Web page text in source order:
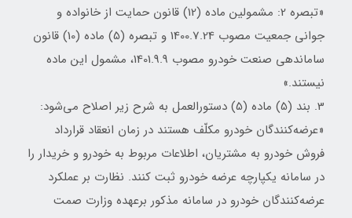
«تبصره 2: مشمولین ماده (12) قانون حمایت از خانواده و
جوانی جمعیت مصوب 1400.7.24 و تبصره (5) ماده (10) قانون
ساماندهی صنعت خودرو مصوب 1401.9.9، مشمول این ماده
نیستند.»
3. بند (5) ماده (5) دستورالعمل به شرح زیر اصلاح می‌شود:
«عرضه‌کنندگان خودرو مکلّف هستند در زمان انعقاد قرارداد
فروش خودرو به مشتریان، اطلاعات مربوط به خودرو و خریدار را
در سامانه یکپارچه عرضه خودرو ثبت کنند. نظارت بر عملکرد
عرضه‌کنندگان خودرو در سامانه مذکور برعهده وزارت صمت